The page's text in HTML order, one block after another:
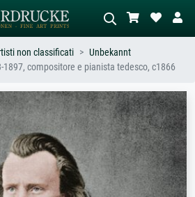
– es.
Descrivi la scena – es. prato verde,
astratto con molto rosso, dipinto a
olio scuro, nudo in piedi vicino a un
albero.
non classificati
Unbekannt
compositore e pianista tedesco, c1866